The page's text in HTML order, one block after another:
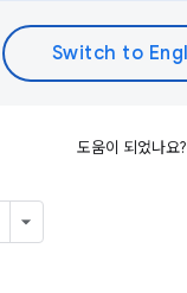
도움이 되었나요?